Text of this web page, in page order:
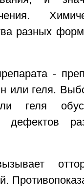
разных
-
или геля.
геля
дефектов